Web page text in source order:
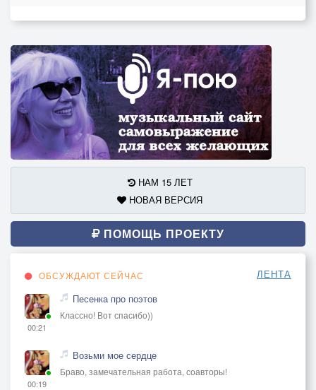
НАМ 15 ЛЕТ
НОВАЯ ВЕРСИЯ
ПОМОЩЬ ПРОЕКТУ
ОБСУЖДАЮТ СЕЙЧАС ЛЕНТА
00:21
Песенка про поэтов
Классно! Вот спасибо))
00:19
Возьми мое сердце
Браво, замечательная работа, соавторы!